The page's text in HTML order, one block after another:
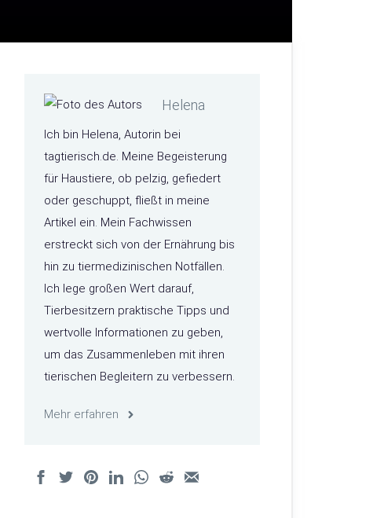
Helena
Ich bin Helena, Autorin bei
tagtierisch.de. Meine Begeisterung
für Haustiere, ob pelzig, gefiedert
oder geschuppt, fließt in meine
Artikel ein. Mein Fachwissen
erstreckt sich von der Ernährung bis
hin zu tiermedizinischen Notfällen.
Ich lege großen Wert darauf,
Tierbesitzern praktische Tipps und
wertvolle Informationen zu geben,
um das Zusammenleben mit ihren
tierischen Begleitern zu verbessern.
Mehr erfahren